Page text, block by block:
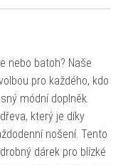
nebo batoh? Naše
pro každého, kdo
módní doplněk.
který je díky
nošení. Tento
dárek pro blízké